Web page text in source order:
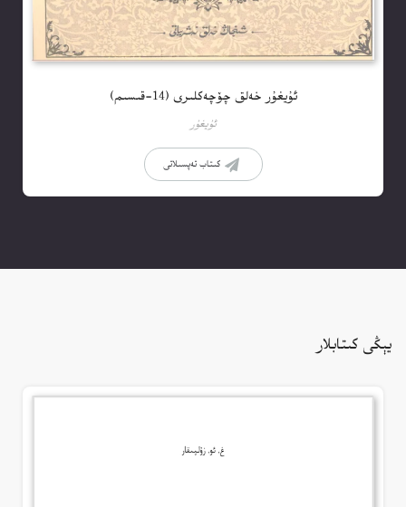
ئۇيغۇر خەلق چۆچەكلىرى (14-قىسىم)
ئۇيغۇر
كىتاب تەپسىلاتى
يېڭى كىتابلار